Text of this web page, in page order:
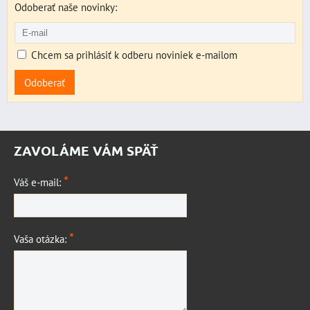
Odoberať naše novinky:
Chcem sa prihlásiť k odberu noviniek e-mailom
Odoberať
ZAVOLÁME VÁM SPÄŤ
Váš e-mail: *
Vaša otázka: *